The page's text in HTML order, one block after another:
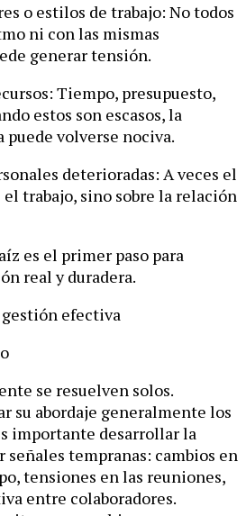
o estilos de trabajo: No todos
ni con las mismas
generar tensión.
Tiempo, presupuesto,
estos son escasos, la
volverse nociva.
deterioradas: A veces el
trabajo, sino sobre la relación
es el primer paso para
real y duradera.
efectiva
se resuelven solos.
su abordaje generalmente los
importante desarrollar la
tempranas: cambios en
tensiones en las reuniones,
entre colaboradores.